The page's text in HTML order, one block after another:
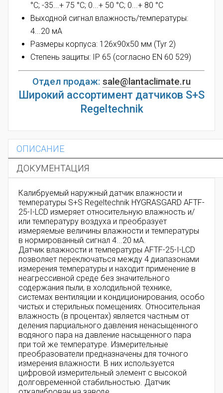
°C; -35...+ 75 °C; 0...+ 50 °C; 0...+ 80 °C
Выходной сигнал влажность/температуры:
4...20 мА
Размеры корпуса: 126x90x50 мм (Tyr 2)
Степень защиты: IP 65 (согласно EN 60 529)
Отдел продаж: sale@lantaclimate.ru
Широкий ассортимент датчиков S+S
Regeltechnik
ОПИСАНИЕ
ДОКУМЕНТАЦИЯ
Калибруемый наружный датчик влажности и
температуры S+S Regeltechnik HYGRASGARD AFTF-
25-I-LCD измеряет относительную влажность и/
или температуру воздуха и преобразует
измеряемые величины влажности и температуры
в нормированный сигнал 4...20 мА.
Датчик влажности и температуры AFTF-25-I-LCD
позволяет переключаться между 4 диапазонами
измерения температуры и находит применение в
неагрессивной среде без значительного
содержания пыли, в холодильной технике,
системах вентиляции и кондиционирования, особо
чистых и стерильных помещениях. Относительная
влажность (в процентах) является частным от
деления парциального давления ненасыщенного
водяного пара на давление насыщенного пара
при той же температуре. Измерительные
преобразователи предназначены для точного
измерения влажности. В них используется
цифровой измерительный элемент с высокой
долговременной стабильностью. Датчик